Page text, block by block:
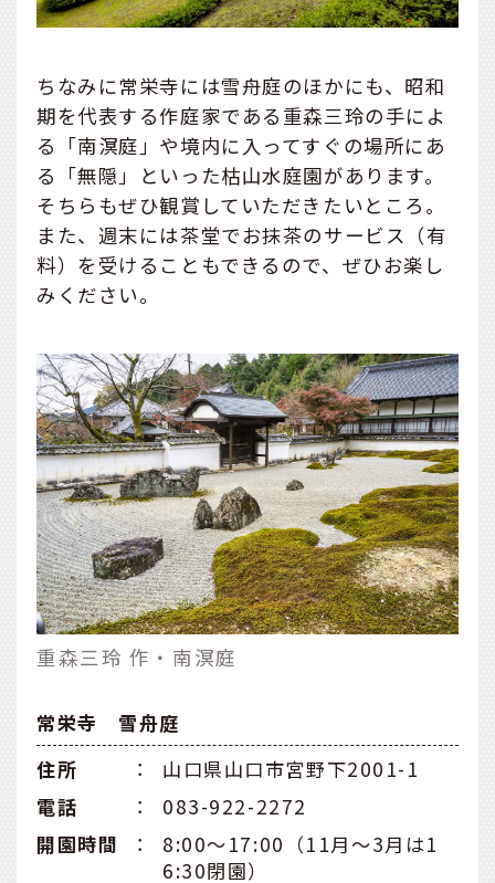
ちなみに常栄寺には雪舟庭のほかにも、昭和
期を代表する作庭家である重森三玲の手によ
る「南溟庭」や境内に入ってすぐの場所にあ
る「無隠」といった枯山水庭園があります。
そちらもぜひ観賞していただきたいところ。
また、週末には茶堂でお抹茶のサービス（有
料）を受けることもできるので、ぜひお楽し
みください。
重森三玲 作・南溟庭
常栄寺 雪舟庭
住所
：
山口県山口市宮野下2001-1
電話
：
083-922-2272
開園時間
：
8:00～17:00（11月～3月は1
6:30閉園）